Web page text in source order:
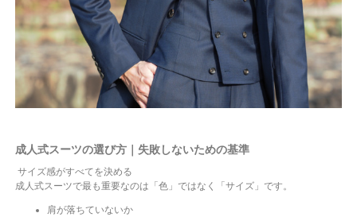
成人式スーツの選び方｜失敗しないための基準
サイズ感がすべてを決める
成人式スーツで最も重要なのは「色」ではなく「サイズ」です。
肩が落ちていないか